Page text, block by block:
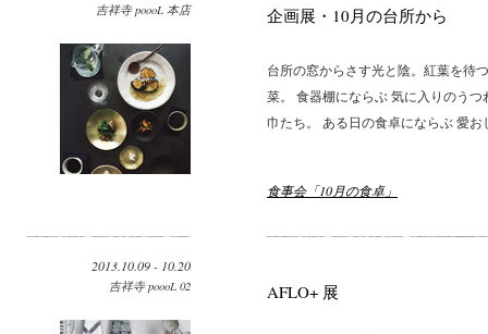
吉祥寺 poooL 本店 企画展・10月の台所から
台所の窓からさす光と陰。紅葉を待
菜。 食器棚にならぶ 気に入りのう
巾たち。 ある日の食卓にならぶ 愛
食事会「10月の食卓」
2013.10.09 - 10.20
吉祥寺 poooL 02 AFLO+ 展